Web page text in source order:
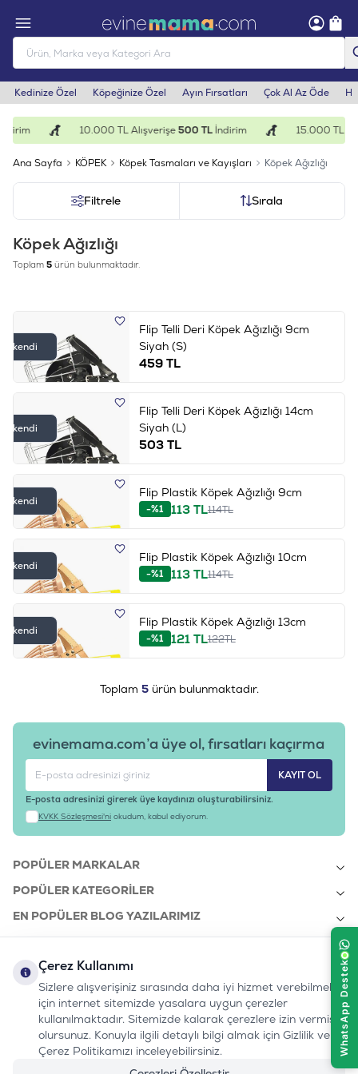
Kedinize Özel Köpeğinize Özel Ayın Fırsatları Çok Al Az Öde
10.000 TL Alışverişe500 TLİndirim 15.000 TL
Ana Sayfa KÖPEK Köpek Tasmaları ve Kayışları Köpek Ağızlığı
Filtrele Sırala
Köpek Ağızlığı
Toplam 5 ürün bulunmaktadır.
Tükendi
Flip Telli Deri Köpek Ağızlığı 9cm
Siyah (S)
459TL
Tükendi
Flip Telli Deri Köpek Ağızlığı 14cm
Siyah (L)
503TL
Tükendi
Flip Plastik Köpek Ağızlığı 9cm
-%1 113TL114TL
Tükendi
Flip Plastik Köpek Ağızlığı 10cm
-%1 113TL114TL
Tükendi
Flip Plastik Köpek Ağızlığı 13cm
-%1 121TL122TL
Toplam 5ürün bulunmaktadır.
evinemama.com’a üye ol, fırsatları kaçırma
KAYIT OL
E-posta adresinizi girerek üye kaydınızı oluşturabilirsiniz.
KVKK Sözleşmesi'ni okudum, kabul ediyorum.
POPÜLER MARKALAR
POPÜLER KATEGORILER
EN POPÜLER BLOG YAZILARIMIZ
KURUMSAL
bizi takip edin:
Instagram
Youtube
TiktokFacebook
Linkedin
www.evinemama.com
0232 7000 212
MÜŞTERI HATTI
Çerez Kullanımı
Sizlere alışverişiniz sırasında daha iyi hizmet verebilmek
için internet sitemizde yasalara uygun çerezler
kullanılmaktadır. Sitemizde kalarak çerezlere izin vermiş
olursunuz. Konuyla ilgili detaylı bilgi almak için Gizlilik ve
Çerez Politikamızı inceleyebilirsiniz.